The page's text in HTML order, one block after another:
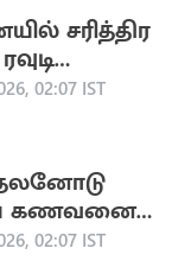
சரித்திர
02:07 IST
கணவனை
02:07 IST